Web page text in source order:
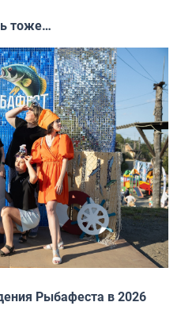
тоже…
Рыбафеста в 2026